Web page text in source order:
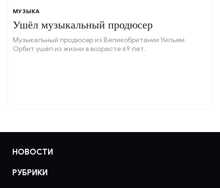
МУЗЫКА
Ушёл музыкальный продюсер
Музыкальный продюсер из Великобритании Уильям
Орбит ушёл из жизни в возрасте 69 лет.
НОВОСТИ
РУБРИКИ